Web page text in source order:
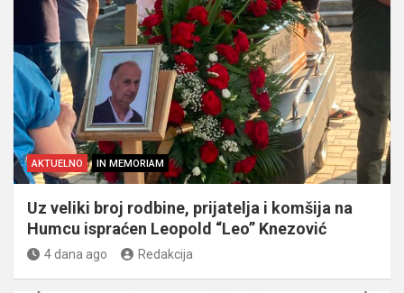
AKTUELNO IN MEMORIAM
Uz veliki broj rodbine, prijatelja i komšija na
Humcu ispraćen Leopold “Leo” Knezović
4 dana ago Redakcija